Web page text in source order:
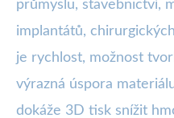
průmyslu, stavebnictví,
implantátů,
je rychlost, možnost
výrazná úspora
dokáže 3D tisk snížit